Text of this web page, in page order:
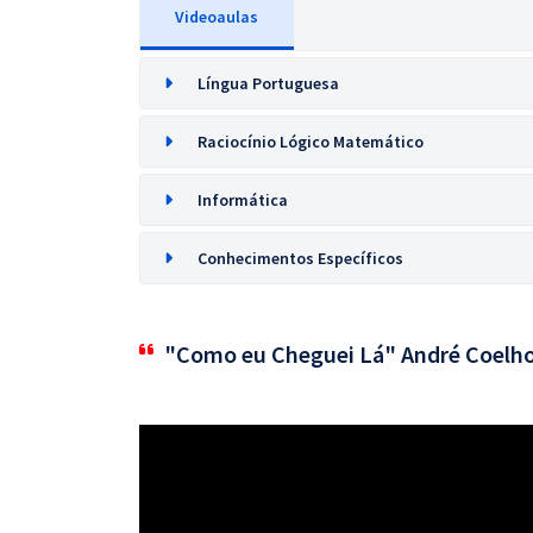
Videoaulas
Língua Portuguesa
Raciocínio Lógico Matemático
Informática
Conhecimentos Específicos
"Como eu Cheguei Lá" André